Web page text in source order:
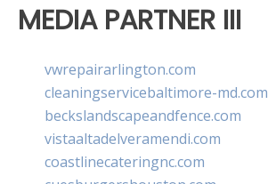
MEDIA PARTNER III
vwrepairarlington.com
cleaningservicebaltimore-md.com
beckslandscapeandfence.com
vistaaltadelveramendi.com
coastlinecateringnc.com